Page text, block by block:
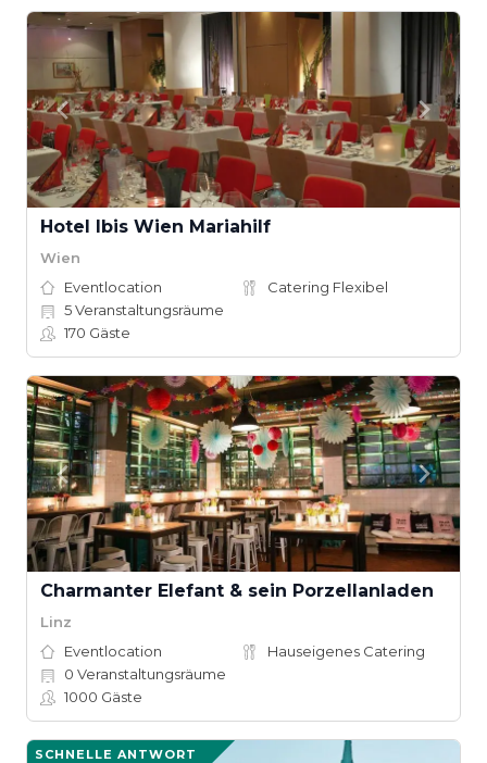
Hotel Ibis Wien Mariahilf
Wien
Eventlocation
Catering Flexibel
5Veranstaltungsräume
170 Gäste
Charmanter Elefant & sein Porzellanladen
Linz
Eventlocation
Hauseigenes Catering
0 Veranstaltungsräume
1000 Gäste
SCHNELLE ANTWORT